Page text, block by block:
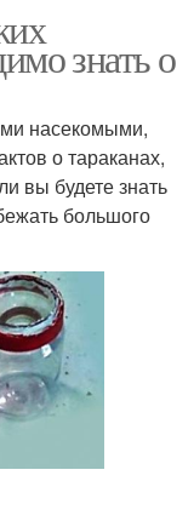
знать о
насекомыми,
о тараканах,
вы будете знать
большого